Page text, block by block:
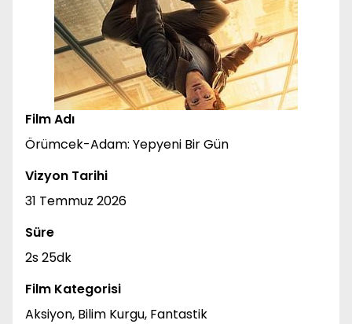
Film Adı
Örümcek-Adam: Yepyeni Bir Gün
Vizyon Tarihi
31 Temmuz 2026
Süre
2s 25dk
Film Kategorisi
Aksiyon, Bilim Kurgu, Fantastik